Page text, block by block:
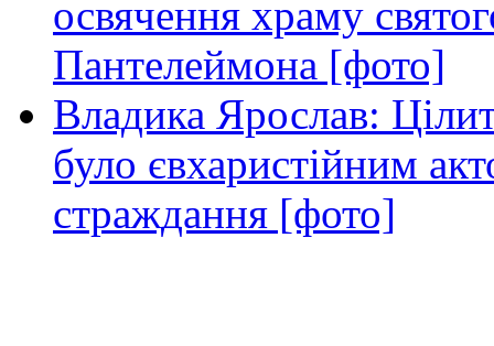
освячення храму
Пантелеймона [фото]
Владика Ярослав:
було євхаристійним
страждання [фото]